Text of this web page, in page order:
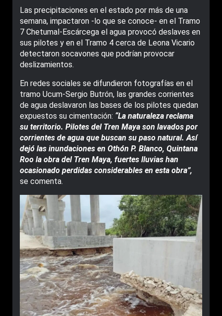
Las precipitaciones en el estado por más de una
semana, impactaron -lo que se conoce- en el Tramo
7 Chetumal-Escárcega el agua provocó deslaves en
sus pilotes y en el Tramo 4 cerca de Leona Vicario
detectaron socavones que podrían provocar
deslizamientos.
En redes sociales se difundieron fotografías en el
tramo Ucum-Sergio Butrón, las grandes corrientes
de agua deslavaron las bases de los pilotes quedan
expuestos su cimentación: “La naturaleza reclama
su territorio. Pilotes del Tren Maya son lavados por
corrientes de agua que buscan su paso natural. Así
dejó las inundaciones en Othón P. Blanco, Quintana
Roo la obra del Tren Maya, fuertes lluvias han
ocasionado perdidas considerables en esta obra”,
se comenta.